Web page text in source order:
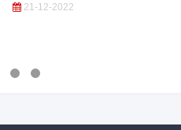
21-12-2022